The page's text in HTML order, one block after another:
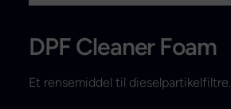
DPF Cleaner Foam
Et rensemiddel til dieselpartikelfiltre.